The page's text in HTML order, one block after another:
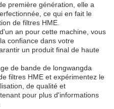
première génération, elle a
ce qui en fait le
de filtres HME.
an pour cette machine, vous
confiance dans votre
un produit final de haute
de bande de longwangda
filtres HME et expérimentez le
de qualité et
pour plus d'informations